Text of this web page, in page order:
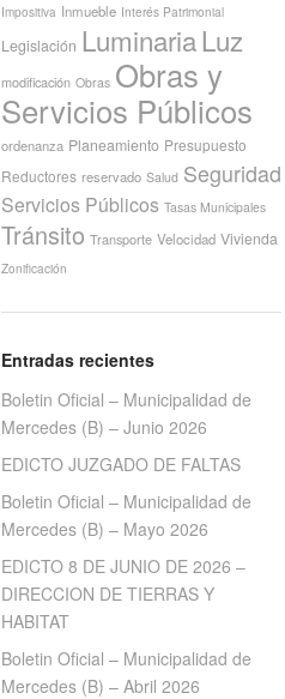
Impositiva Inmueble Interés Patrimonial
Legislación LuminariaLuz
modificación Obras Obras y
Servicios Públicos
ordenanza Planeamiento Presupuesto
Reductores reservado Salud Seguridad
Servicios Públicos Tasas Municipales
Tránsito Transporte Velocidad Vivienda
Zonificación
Entradas recientes
Boletin Oficial – Municipalidad de
Mercedes (B) – Junio 2026
EDICTO JUZGADO DE FALTAS
Boletin Oficial – Municipalidad de
Mercedes (B) – Mayo 2026
EDICTO 8 DE JUNIO DE 2026 –
DIRECCION DE TIERRAS Y
HABITAT
Boletin Oficial – Municipalidad de
Mercedes (B) – Abril 2026